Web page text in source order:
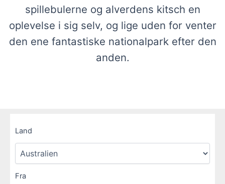
spillebulerne og alverdens kitsch en
oplevelse i sig selv, og lige uden for venter
den ene fantastiske nationalpark efter den
anden.
Land
Fra